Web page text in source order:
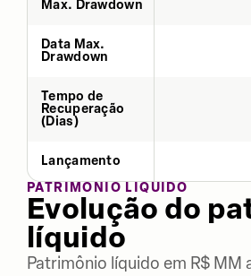
Max. Drawdown
Data Max.
Drawdown
Tempo de
Recuperação
(Dias)
Lançamento
PATRIMÔNIO LÍQUIDO
Evolução do
líquido
Patrimônio líquido em R$ MM